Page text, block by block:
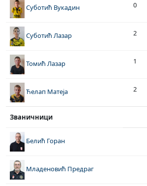
Суботић Вукадин 0
Суботић Лазар 2
Томић Лазар 1
Ћелап Матеја 2
Званичници
Белић Горан
Младеновић Предраг